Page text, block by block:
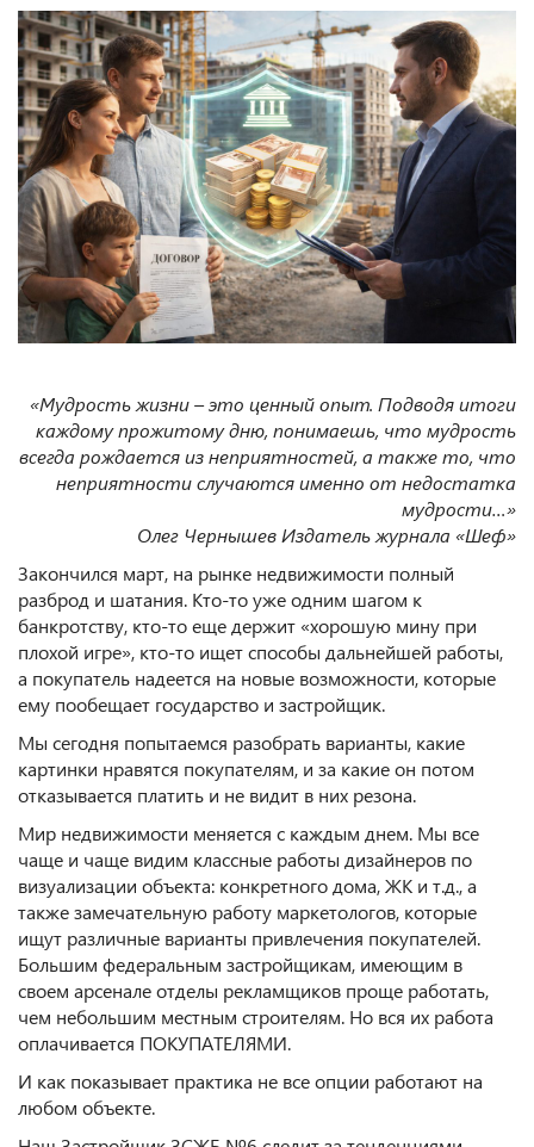
«Мудрость жизни – это ценный опыт. Подводя итоги
каждому прожитому дню, понимаешь, что мудрость
всегда рождается из неприятностей, а также то, что
неприятности случаются именно от недостатка
мудрости…»
Олег Чернышев Издатель журнала «Шеф»
Закончился март, на рынке недвижимости полный
разброд и шатания. Кто-то уже одним шагом к
банкротству, кто-то еще держит «хорошую мину при
плохой игре», кто-то ищет способы дальнейшей работы,
а покупатель надеется на новые возможности, которые
ему пообещает государство и застройщик.
Мы сегодня попытаемся разобрать варианты, какие
картинки нравятся покупателям, и за какие он потом
отказывается платить и не видит в них резона.
Мир недвижимости меняется с каждым днем. Мы все
чаще и чаще видим классные работы дизайнеров по
визуализации объекта: конкретного дома, ЖК и т.д., а
также замечательную работу маркетологов, которые
ищут различные варианты привлечения покупателей.
Большим федеральным застройщикам, имеющим в
своем арсенале отделы рекламщиков проще работать,
чем небольшим местным строителям. Но вся их работа
оплачивается ПОКУПАТЕЛЯМИ.
И как показывает практика не все опции работают на
любом объекте.